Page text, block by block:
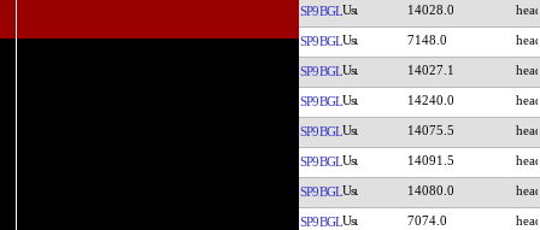
SP9BGL 14028.0
SP9BGL 7148.0
SP9BGL 14027.1
SP9BGL 14240.0
SP9BGL 14075.5
SP9BGL 14091.5
SP9BGL 14080.0
SP9BGL 7074.0